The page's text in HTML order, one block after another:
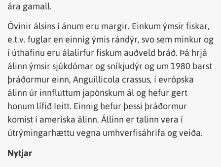
ára gamall.
Óvinir álsins í ánum eru margir. Einkum ýmsir fiskar,
e.t.v. fuglar en einnig ýmis rándýr, svo sem minkur og
í úthafinu eru álalirfur fiskum auðveld bráð. Þá hrjá
álinn ýmsir sjúkdómar og sníkjudýr og um 1980 barst
þráðormur einn, Anguillicola crassus, í evrópska
álinn úr innfluttum japönskum ál og hefur gert
honum lífið Ieitt. Einnig hefur þessi þráðormur
komist í ameríska álinn. Állinn er talinn vera í
útrýmingarhættu vegna umhverfisáhrifa og veiða.
Nytjar